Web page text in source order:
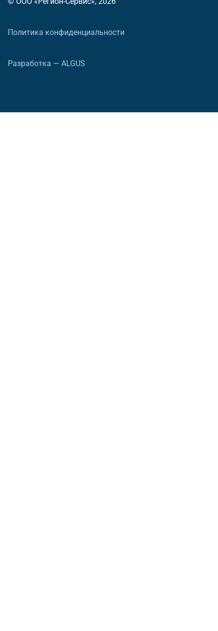
Политика конфиденциальности
Разработка — ALGUS